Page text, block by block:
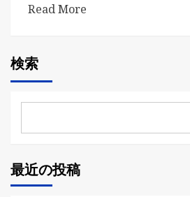
Read More
検索
最近の投稿